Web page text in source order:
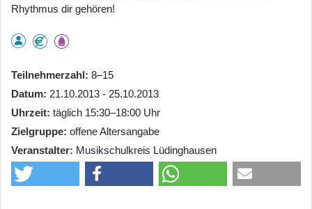
Rhythmus dir gehören!
Teilnehmerzahl 8–15
Datum 21.10.2013 - 25.10.2013
Uhrzeit täglich 15:30–18:00 Uhr
Zielgruppe offene Altersangabe
Veranstalter Musikschulkreis Lüdinghausen